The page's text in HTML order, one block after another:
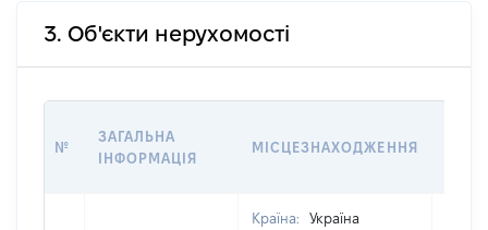
3. Об'єкти нерухомості
№
ЗАГАЛЬНА
ІНФОРМАЦІЯ
МІСЦЕЗНАХОДЖЕННЯ
Країна:
Україна